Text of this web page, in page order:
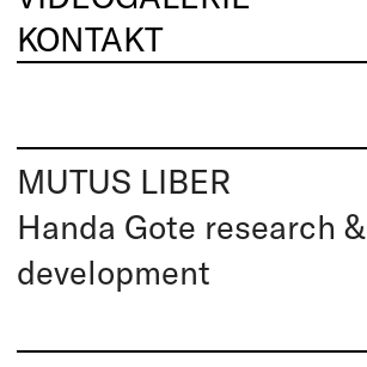
KONTAKT
MUTUS LIBER
Handa Gote research &
development